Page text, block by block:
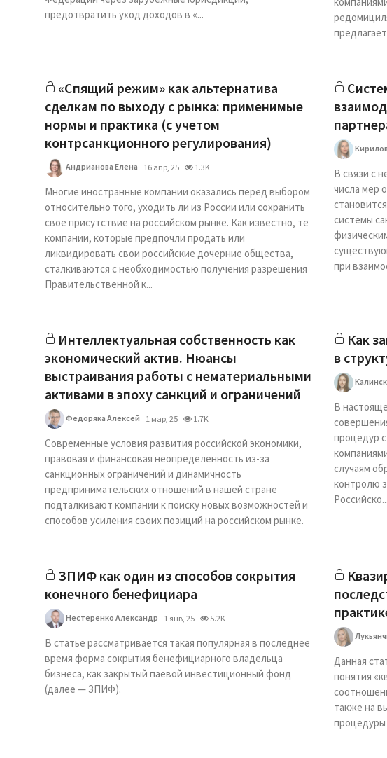
предотвратить уход доходов в «...
«Спящий режим» как альтернатива
сделкам по выходу с рынка: применимые
нормы и практика (с учетом
контрсанкционного регулирования)
Андрианова Елена 16 апр, 25 1.3K
Многие иностранные компании оказались перед выбором
относительно того, уходить ли из России или сохранить
свое присутствие на российском рынке. Как известно, те
компании, которые предпочли продать или
ликвидировать свои российские дочерние общества,
сталкиваются с необходимостью получения разрешения
Правительственной к...
В связи с
числа мер
системы
при
Интеллектуальная собственность как
экономический актив. Нюансы
выстраивания работы с нематериальными
активами в эпоху санкций и ограничений
Федоряка Алексей 1 мар, 25 1.7K
Современные условия развития российской экономики,
правовая и финансовая неопределенность из-за
санкционных ограничений и динамичность
предпринимательских отношений в нашей стране
подталкивают компании к поиску новых возможностей и
способов усиления своих позиций на российском рынке.
Как
в
В
процедур
случаям
контролю
Российско...
ЗПИФ как один из способов сокрытия
конечного бенефициара
Нестеренко Александр 1 янв, 25 5.2K
В статье рассматривается такая популярная в последнее
время форма сокрытия бенефициарного владельца
бизнеса, как закрытый паевой инвестиционный фонд
(далее — ­ЗПИФ).
Данная
понятия
также на
процедуры